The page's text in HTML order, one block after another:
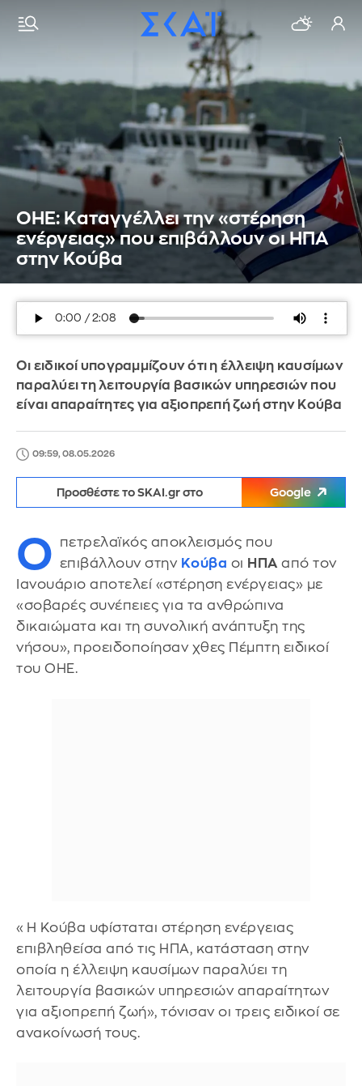
ΟΗΕ: Kαταγγέλλει την «στέρηση
ενέργειας» που επιβάλλουν οι ΗΠΑ
στην Κούβα
Οι ειδικοί υπογραμμίζουν ότι η έλλειψη καυσίμων
παραλύει τη λειτουργία βασικών υπηρεσιών που
είναι απαραίτητες για αξιοπρεπή ζωή στην Κούβα
09:59, 08.05.2026
Προσθέστε το SKAI.gr στο Google
Ο
πετρελαϊκός αποκλεισμός που
επιβάλλουν στην Κούβα οι ΗΠΑ από τον
Ιανουάριο αποτελεί «στέρηση ενέργειας» με
«σοβαρές συνέπειες για τα ανθρώπινα
δικαιώματα και τη συνολική ανάπτυξη της
νήσου», προειδοποίησαν χθες Πέμπτη ειδικοί
του ΟΗΕ.
«Η Κούβα υφίσταται στέρηση ενέργειας
επιβληθείσα από τις ΗΠΑ, κατάσταση στην
οποία η έλλειψη καυσίμων παραλύει τη
λειτουργία βασικών υπηρεσιών απαραίτητων
για αξιοπρεπή ζωή», τόνισαν οι τρεις ειδικοί σε
ανακοίνωσή τους.